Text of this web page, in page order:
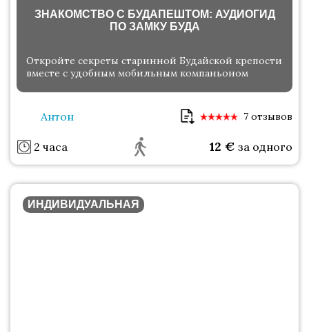
ЗНАКОМСТВО С БУДАПЕШТОМ: АУДИОГИД
ПО ЗАМКУ БУДА
Откройте секреты старинной Будайской крепости
вместе с удобным мобильным компаньоном
Антон 7 отзывов
2 часа 12 € за одного
ИНДИВИДУАЛЬНАЯ